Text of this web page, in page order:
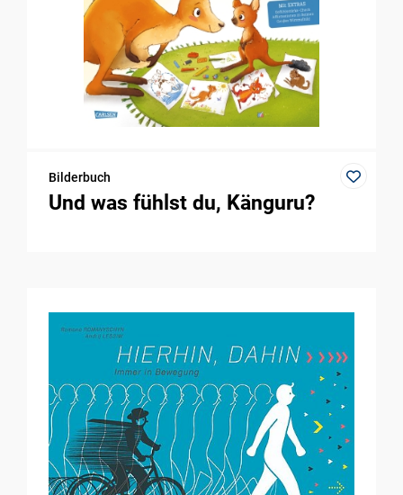
Bilderbuch
Und was fühlst du, Känguru?